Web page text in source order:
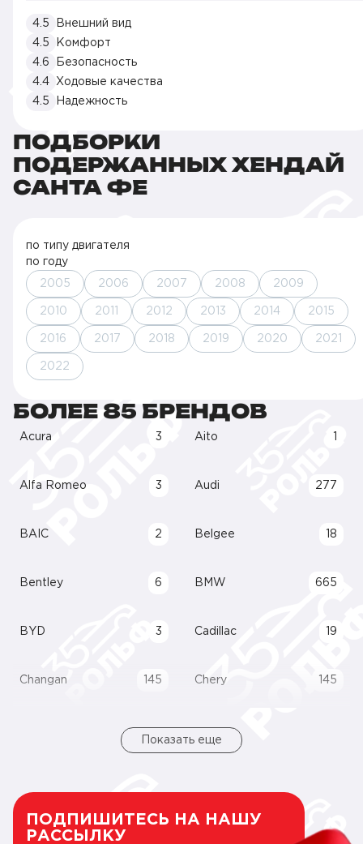
4.5
Внешний вид
4.5
Комфорт
4.6
Безопасность
4.4
Ходовые качества
4.5
Надежность
ПОДБОРКИ
ПОДЕРЖАННЫХ ХЕНДАЙ
САНТА ФЕ
по типу двигателя
по году
2005 2006 2007 2008 2009
2010 2011 2012 2013 2014 2015
2016 2017 2018 2019 2020 2021
2022
БОЛЕЕ 85 БРЕНДОВ
Acura 3 Aito
Alfa Romeo 3 Audi 277
BAIC 2 Belgee 18
Bentley 6 BMW 665
BYD 3 Cadillac 19
Changan 145 Chery 145
Показать еще
ПОДПИШИТЕСЬ НА НАШУ
РАССЫЛКУ